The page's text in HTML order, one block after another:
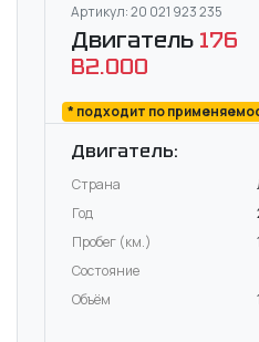
Артикул: 20 021 923 235
Двигатель 176
B2.000
* подходит по
Двигатель:
Страна
Год
Пробег (км.)
Состояние
Объём